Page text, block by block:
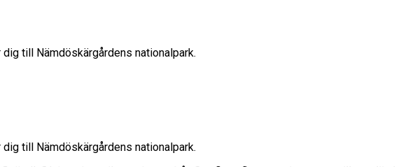
till Nämdöskärgårdens nationalpark.
till Nämdöskärgårdens nationalpark.